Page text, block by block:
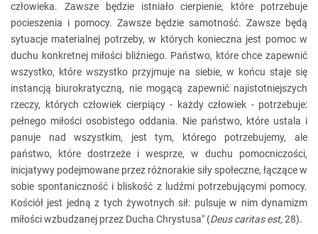
człowieka. Zawsze będzie istniało cierpienie, które potrzebuje
pocieszenia i pomocy. Zawsze będzie samotność. Zawsze będą
sytuacje materialnej potrzeby, w których konieczna jest pomoc w
duchu konkretnej miłości bliźniego. Państwo, które chce zapewnić
wszystko, które wszystko przyjmuje na siebie, w końcu staje się
instancją biurokratyczną, nie mogącą zapewnić najistotniejszych
rzeczy, których człowiek cierpiący - każdy człowiek - potrzebuje:
pełnego miłości osobistego oddania. Nie państwo, które ustala i
panuje nad wszystkim, jest tym, którego potrzebujemy, ale
państwo, które dostrzeże i wesprze, w duchu pomocniczości,
inicjatywy podejmowane przez różnorakie siły społeczne, łączące w
sobie spontaniczność i bliskość z ludźmi potrzebującymi pomocy.
Kościół jest jedną z tych żywotnych sił: pulsuje w nim dynamizm
miłości wzbudzanej przez Ducha Chrystusa" (Deus caritas est,28).